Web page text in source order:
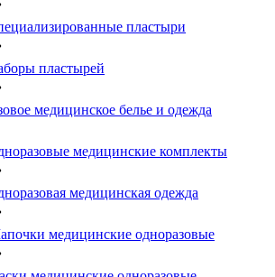
пластыри
пластырей
медицинское белье и одежда
медицинские комплекты
медицинская одежда
медицинские одноразовые